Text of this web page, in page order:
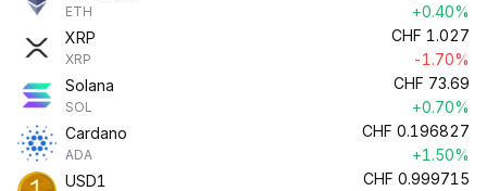
ETH
+0.40%
XRP
XRP
CHF 1.027
-1.70%
Solana
SOL
CHF 73.69
+0.70%
Cardano
ADA
CHF 0.196827
+1.50%
USD1
CHF 0.999715